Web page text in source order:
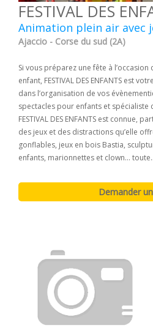
FESTIVAL DES
Animation plein air avec
Ajaccio - Corse du sud (2A)
Si vous préparez une fête à l’occasion
enfant, FESTIVAL DES ENFANTS est
dans l’organisation de vos
spectacles pour enfants et spécialiste
FESTIVAL DES ENFANTS est connue,
des jeux et des distractions qu’elle
gonflables, jeux en bois Bastia,
enfants, marionnettes et clown…